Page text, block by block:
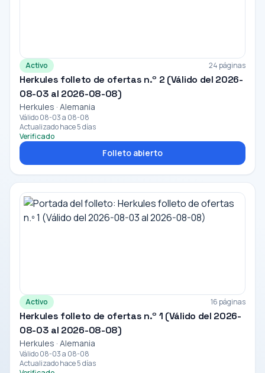
Activo 24 páginas
Herkules folleto de ofertas n.º 2 (Válido del 2026-
08-03 al 2026-08-08)
Herkules · Alemania
Válido 08-03 a 08-08
Actualizado hace 5 días
Verificado
Folleto abierto
Activo 16 páginas
Herkules folleto de ofertas n.º 1 (Válido del 2026-
08-03 al 2026-08-08)
Herkules · Alemania
Válido 08-03 a 08-08
Actualizado hace 5 días